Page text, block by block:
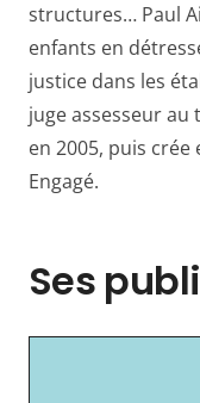
structures… Paul
enfants en
justice dans les
juge assesseur
en 2005, puis crée
Engagé.
Ses